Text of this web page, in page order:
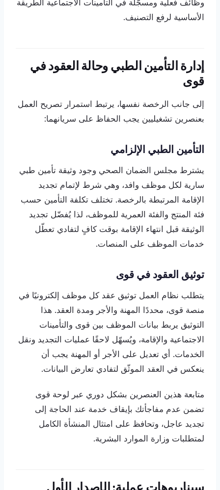
وظائف فعلية ومسجّلة في التأمينات الاجتماعية الطريقة
الأساسية لرفع التصنيف.
إدارة التأمين الطبي وحالة العقود في
قوى
إلى جانب الرخصة نفسها، يرتبط استمرار تصريح العمل
بعنصرين تشغيليين يجب الحفاظ على سريانهما:
التأمين الطبي الإلزامي
يشترط مجلس الضمان الصحي وجود وثيقة تأمين طبي
سارية لكل موظف وافد، وهي شرط لإتمام تجديد
الإقامة المرتبطة بالرخصة. تختلف تكلفة التأمين حسب
فئة المنتج والفئة العمرية للموظف، لذا يُفضّل تجديد
الوثيقة قبل انتهاء الإقامة بوقت كافٍ لتفادي تعطّل
خدمات الموظف على المنصات.
توثيق العقود في قوى
يتطلب نظام العمل توثيق عقد كل موظف إلكترونيًا في
منصة قوى، محددًا المهنة والأجر ومدة العقد. هذا
التوثيق يربط بيانات الموظف بين قوى والتأمينات
الاجتماعية والإقامة، ويُسهّل لاحقًا عمليات التجديد ونقل
الخدمات. أي تعديل على الأجر أو المهنة يجب أن
ينعكس في العقد الموثّق لتفادي تعارض البيانات.
متابعة هذين العنصرين بشكل دوري عبر لوحة قوى
تضمن عدم مفاجأتك بإيقاف خدمة عند الحاجة إلى
تجديد عاجل، وتحافظ على امتثال المنشأة الكامل
لمتطلبات وزارة الموارد البشرية.
سيناريوهات عملية: الإصدار الأول